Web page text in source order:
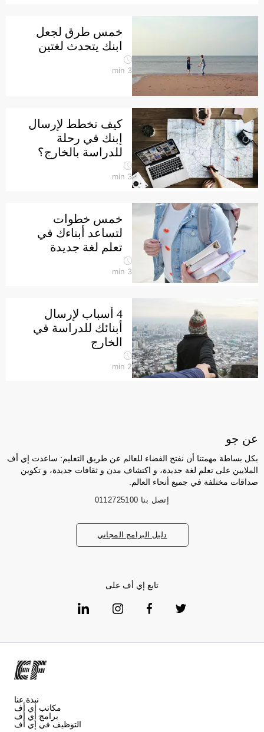
خمس طرق لجعل
ابنك يتحدث لغتين
3
min
كيف تخطط لإرسال
إبنك في رحلة
للدراسة بالخارج؟
3
min
خمس خطوات
لتساعد أبناءك في
تعلم لغة جديدة
3
min
4 أسباب لإرسال
أبنائك للدراسة في
الخارج
2
min
عن جو
بكل بساطة مهمتنا أن نفتح الفضاء للعالم عن طريق التعليم: ساعدت إي أف
الملايين على تعلم لغة جديدة، و اكتشاف مدن و ثقافات جديدة، و تكوين
صداقات مختلفة في جميع أنحاء العالم.
إتصل بنا 0112725100
دليل البرامج المجاني
تابع إي أف على
نبذة عنا
مكاتب إي أف
برامج إي أف
التوظيف في إي أف